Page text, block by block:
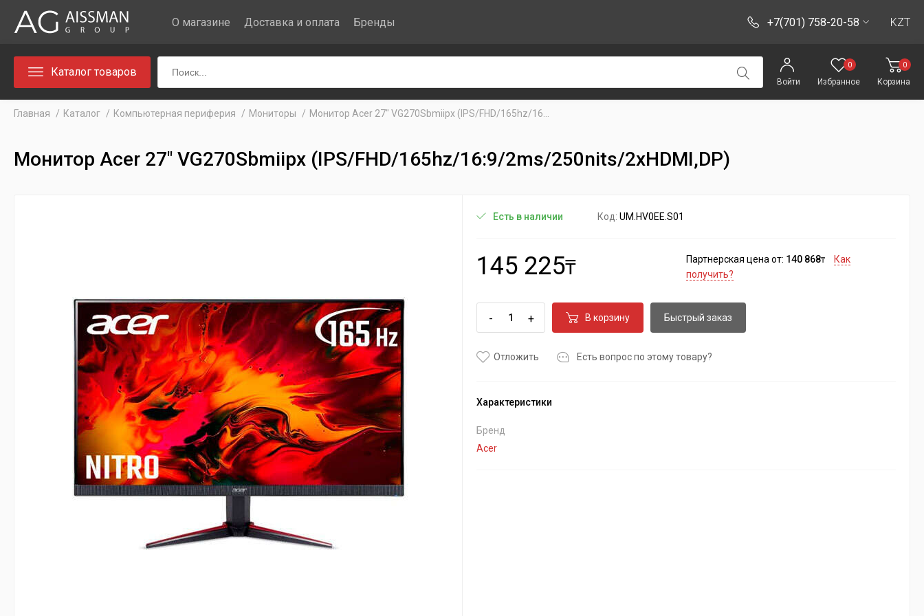
О магазине Доставка и оплата Бренды +7(701) 758-20-58 KZT
Каталог товаров
Войти
0
Избранное
0
Корзина
Главная Каталог Компьютерная периферия Мониторы Монитор Acer 27" VG270Sbmiipx (IPS/FHD/165hz/16...
Монитор Acer 27" VG270Sbmiipx (IPS/FHD/165hz/16:9/2ms/250nits/2xHDMI,DP)
Есть в наличии Код: UM.HV0EE.S01
145 225₸ Партнерская цена от: 140 868₸
Как
получить?
- + В корзину Быстрый заказ
Отложить Есть вопрос по этому товару?
Характеристики
Бренд
Acer